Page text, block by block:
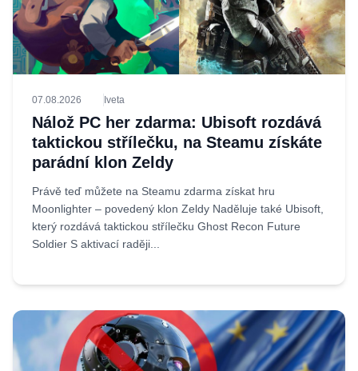
07.08.2026 Iveta
Nálož PC her zdarma: Ubisoft rozdává
taktickou střílečku, na Steamu získáte
parádní klon Zeldy
Právě teď můžete na Steamu zdarma získat hru
Moonlighter – povedený klon Zeldy Naděluje také Ubisoft,
který rozdává taktickou střílečku Ghost Recon Future
Soldier S aktivací raději...